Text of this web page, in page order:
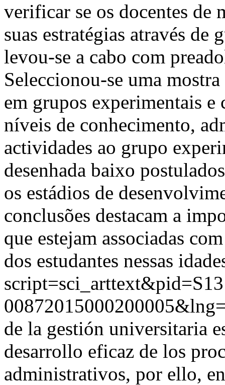
verificar se os docentes de
suas estratégias através de
levou-se a cabo com
Seleccionou-se uma
em grupos experimentais
níveis de conhecimento,
actividades ao grupo
desenhada baixo
os estádios de
conclusões destacam a
que estejam associadas
dos estudantes nessas
de la gestión universitaria
desarrollo eficaz de los
administrativos, por ello,